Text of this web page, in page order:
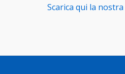
Scarica qui la